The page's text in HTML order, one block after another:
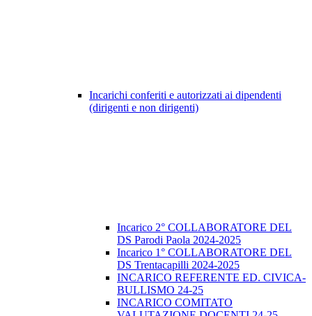
Incarichi conferiti e autorizzati ai dipendenti
(dirigenti e non dirigenti)
Incarico 2° COLLABORATORE DEL
DS Parodi Paola 2024-2025
Incarico 1° COLLABORATORE DEL
DS Trentacapilli 2024-2025
INCARICO REFERENTE ED. CIVICA-
BULLISMO 24-25
INCARICO COMITATO